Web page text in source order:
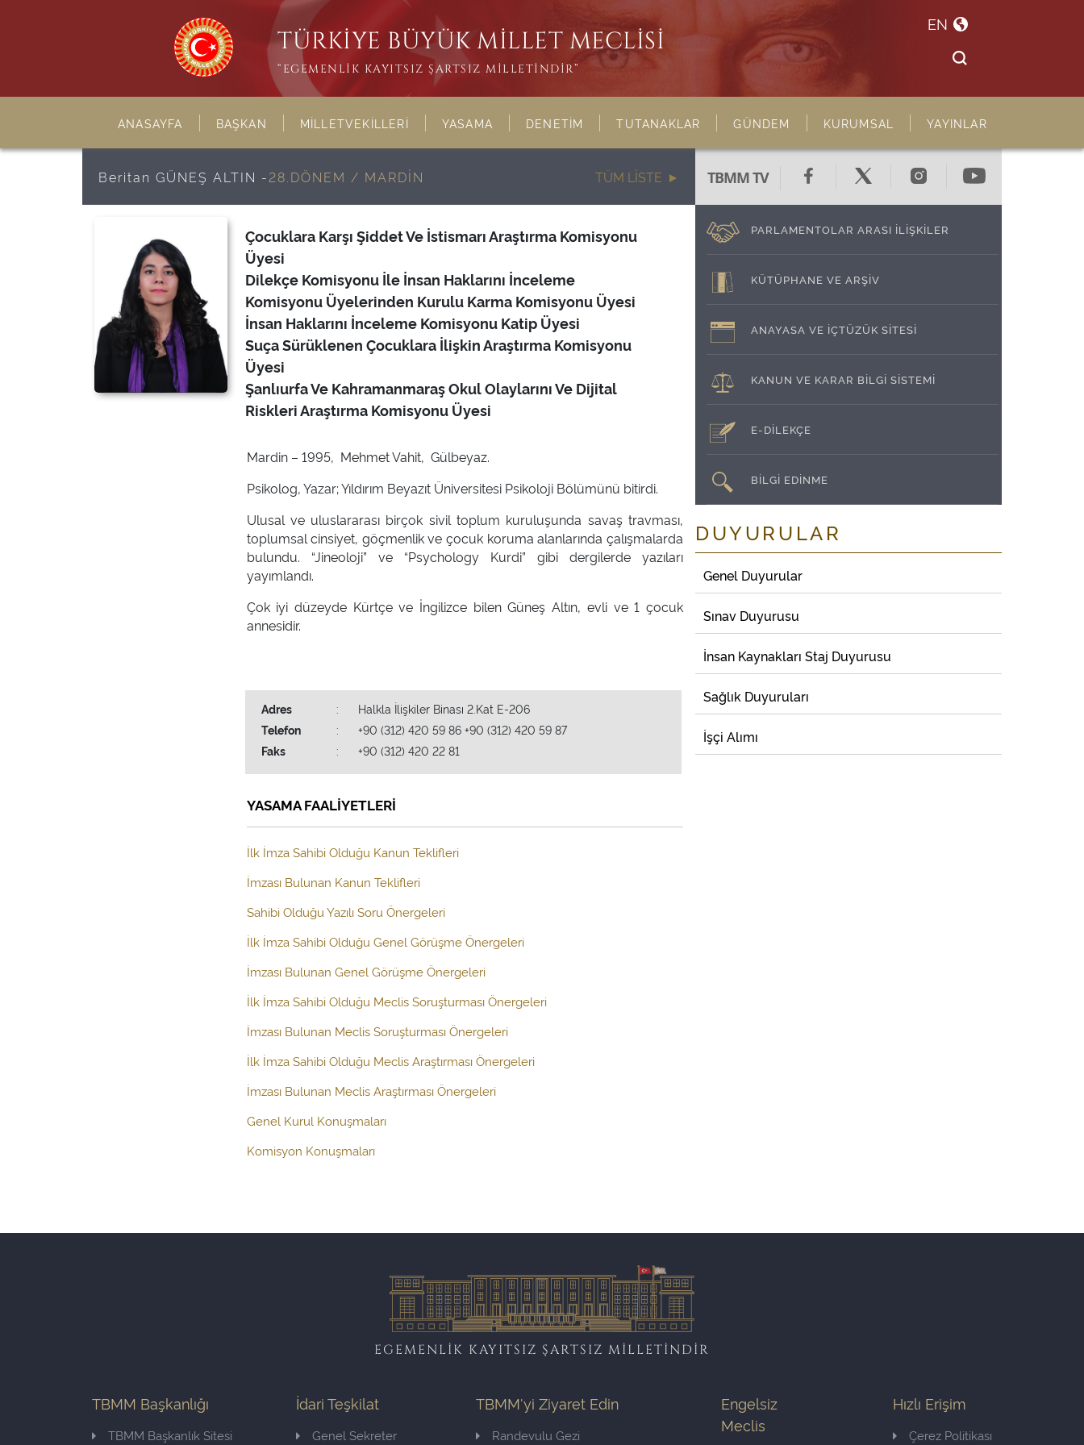
TÜRKİYE BÜYÜK MİLLET MECLİSİ
“EGEMENLİK KAYITSIZ ŞARTSIZ MİLLETİNDİR”
EN
ANASAYFA BAŞKAN MİLLETVEKİLLERİ YASAMA DENETİM TUTANAKLAR GÜNDEM KURUMSAL YAYINLAR
Beritan GÜNEŞ ALTIN -28.DÖNEM / MARDİN TÜM LİSTE
Çocuklara Karşı Şiddet Ve İstismarı Araştırma Komisyonu
Üyesi
Dilekçe Komisyonu İle İnsan Haklarını İnceleme
Komisyonu Üyelerinden Kurulu Karma Komisyonu Üyesi
İnsan Haklarını İnceleme Komisyonu Katip Üyesi
Suça Sürüklenen Çocuklara İlişkin Araştırma Komisyonu
Üyesi
Şanlıurfa Ve Kahramanmaraş Okul Olaylarını Ve Dijital
Riskleri Araştırma Komisyonu Üyesi
Mardin – 1995, Mehmet Vahit, Gülbeyaz.
Psikolog, Yazar; Yıldırım Beyazıt Üniversitesi Psikoloji Bölümünü bitirdi.
Ulusal ve uluslararası birçok sivil toplum kuruluşunda savaş travması,
toplumsal cinsiyet, göçmenlik ve çocuk koruma alanlarında çalışmalarda
bulundu. “Jineoloji” ve “Psychology Kurdi” gibi dergilerde yazıları
yayımlandı.
Çok iyi düzeyde Kürtçe ve İngilizce bilen Güneş Altın, evli ve 1 çocuk
annesidir.
Adres :
Halkla İlişkiler Binası 2.Kat E-206
Telefon
:
+90 (312) 420 59 86 +90 (312) 420 59 87
Faks
: +90 (312) 420 22 81
YASAMA FAALİYETLERİ
İlk İmza Sahibi Olduğu Kanun Teklifleri
İmzası Bulunan Kanun Teklifleri
Sahibi Olduğu Yazılı Soru Önergeleri
İlk İmza Sahibi Olduğu Genel Görüşme Önergeleri
İmzası Bulunan Genel Görüşme Önergeleri
İlk İmza Sahibi Olduğu Meclis Soruşturması Önergeleri
İmzası Bulunan Meclis Soruşturması Önergeleri
İlk İmza Sahibi Olduğu Meclis Araştırması Önergeleri
İmzası Bulunan Meclis Araştırması Önergeleri
Genel Kurul Konuşmaları
Komisyon Konuşmaları
TBMM TV
PARLAMENTOLAR ARASI İLİŞKİLER
KÜTÜPHANE VE ARŞİV
ANAYASA VE İÇTÜZÜK SİTESİ
KANUN VE KARAR BİLGİ SİSTEMİ
E-DİLEKÇE
BİLGİ EDİNME
DUYURULAR
Genel Duyurular
Sınav Duyurusu
İnsan Kaynakları Staj Duyurusu
Sağlık Duyuruları
İşçi Alımı
EGEMENLİK KAYITSIZ ŞARTSIZ MİLLETİNDİR
TBMM Başkanlığı
TBMM Başkanlık Sitesi
İdari Teşkilat
Genel Sekreter
TBMM'yi Ziyaret Edin
Randevulu Gezi
Engelsiz
Meclis
Hızlı Erişim
Çerez Politikası